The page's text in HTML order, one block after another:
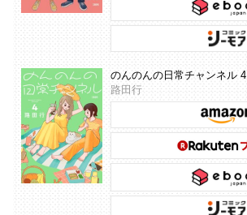
のんのんの日常チャンネル 4
路田行